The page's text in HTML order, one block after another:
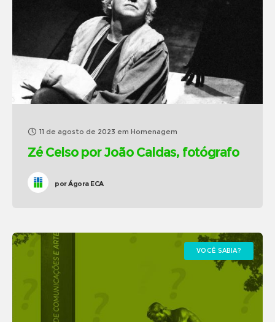
11 de agosto de 2023 em Homenagem
Zé Celso por João Caldas, fotógrafo
porÁgora ECA
VOCÊ SABIA?